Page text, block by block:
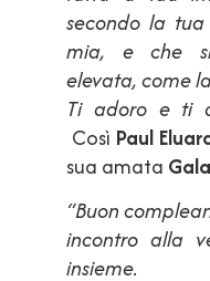
secondo la
mia, e che si
elevata, come
Ti adoro e ti
Così Paul
sua amata Gala
“Buon
incontro alla
insieme.